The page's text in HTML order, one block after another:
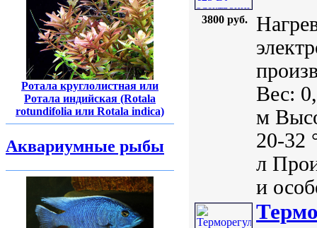
Ротала круглолистная или
Ротала индийская (Rotala
rotundifolia или Rotala indica)
Аквариумные рыбы
3800 руб.
Вес:
м
20-32
л
и